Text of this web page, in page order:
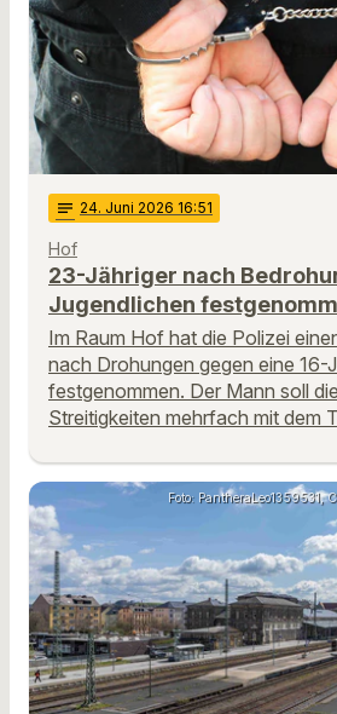
notes 24. Juni 2026 16:51
Hof
23-Jähriger nach
Jugendlichen
Im Raum Hof hat die Polizei
nach Drohungen gegen eine 16-
festgenommen. Der Mann soll
Streitigkeiten mehrfach mit dem
Foto: PantheraLeo1359531,